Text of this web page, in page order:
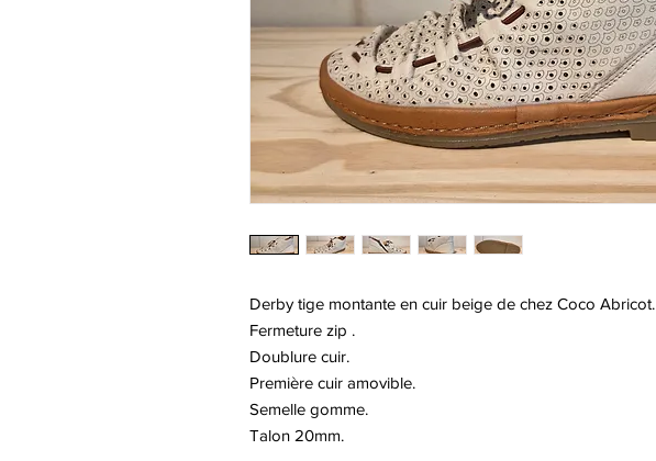
Derby tige montante en cuir beige de chez Coco Abricot.
Fermeture zip .
Doublure cuir.
Première cuir amovible.
Semelle gomme.
Talon 20mm.